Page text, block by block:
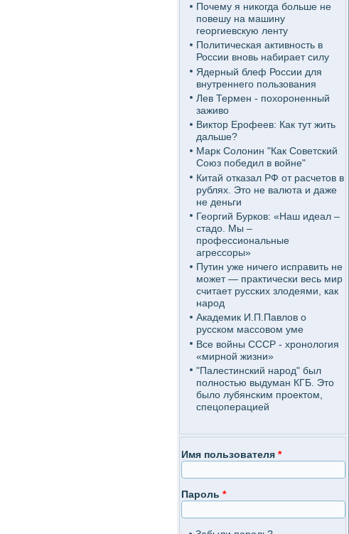
Почему я никогда больше не
повешу на машину
георгиевскую ленту
Политическая активность в
России вновь набирает силу
Ядерный блеф России для
внутреннего пользования
Лев Термен - похороненный
заживо
Виктор Ерофеев: Как тут жить
дальше?
Марк Солонин "Как Советский
Союз победил в войне"
Китай отказал РФ от расчетов в
рублях. Это не валюта и даже
не деньги
Георгий Бурков: «Наш идеал –
стадо. Мы –
профессиональные
агрессоры»
Путин уже ничего исправить не
может — практически весь мир
считает русских злодеями, как
народ
Академик И.П.Павлов о
русском массовом уме
Все войны СССР - хронология
«мирной жизни»
"Палестинский народ" был
полностью выдуман КГБ. Это
было лубянским проектом,
спецоперацией
Имя пользователя *
Пароль *